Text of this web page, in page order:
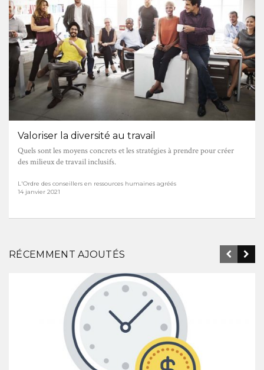
Valoriser la diversité au travail
Quels sont les moyens concrets et les stratégies à prendre pour créer
des milieux de travail inclusifs.
L'Ordre des conseillers en ressources humaines agréés
14 janvier 2021
RÉCEMMENT AJOUTÉS